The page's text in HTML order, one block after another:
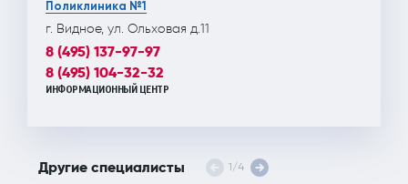
Поликлиника №1
г. Видное, ул. Ольховая д.11
8 (495) 137-97-97
8 (495) 104-32-32
ИНФОРМАЦИОННЫЙ ЦЕНТР
Другие специалисты 1 /4